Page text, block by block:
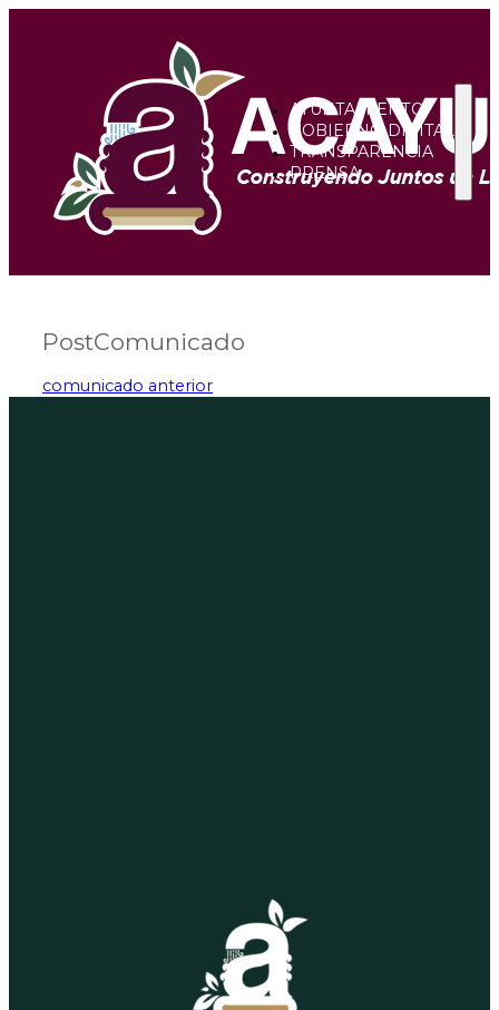
AYUNTAMIENTO
GOBIERNO DIGITAL
TRANSPARENCIA
PRENSA
PostComunicado
comunicado anterior